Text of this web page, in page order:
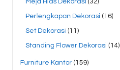
Meja Hias Dekorasi (32)
Perlengkapan Dekorasi (16)
Set Dekorasi (11)
Standing Flower Dekorasi (14)
Furniture Kantor(159)